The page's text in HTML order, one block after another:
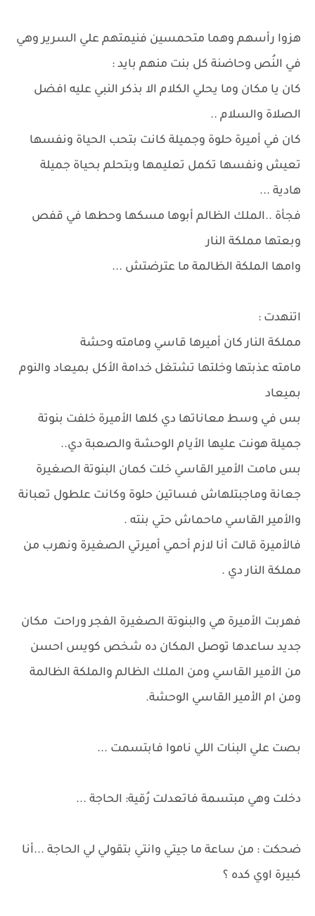
هزوا رأسهم وهما متحمسين فنيمتهم علي السرير وهي
في النُص وحاضنة كل بنت منهم بايد :
كان يا مكان وما يحلي الكلام الا بذكر النبي عليه افضل
الصلاة والسلام ..
كان في أميرة حلوة وجميلة كانت بتحب الحياة ونفسها
تعيش ونفسها تكمل تعليمها وبتحلم بحياة جميلة
هادية ...
فجأة ..الملك الظالم أبوها مسكها وحطها في قفص
وبعتها مملكة النار
وامها الملكة الظالمة ما عترضتش ...
اتنهدت :
مملكة النار كان أميرها قاسي ومامته وحشة
مامته عذبتها وخلتها تشتغل خدامة الأكل بميعاد والنوم
بميعاد
بس في وسط معاناتها دي كلها الأميرة خلفت بنوتة
جميلة هونت عليها الأيام الوحشة والصعبة دي..
بس مامت الأمير القاسي خلت كمان البنوتة الصغيرة
جعانة وماجبتلهاش فساتين حلوة وكانت علطول تعبانة
والأمير القاسي ماحماش حتي بنته .
فالأميرة قالت أنا لازم أحمي أميرتي الصغيرة ونهرب من
مملكة النار دي .
فهربت الأميرة هي والبنوتة الصغيرة الفجر وراحت مكان
جديد ساعدها توصل المكان ده شخص كويس احسن
من الأمير القاسي ومن الملك الظالم والملكة الظالمة
ومن ام الأمير القاسي الوحشة.
بصت علي البنات اللي ناموا فابتسمت ...
دخلت وهي مبتسمة فاتعدلت رُقية: الحاجة ...
ضحكت : من ساعة ما جيتي وانتي بتقولي لي الحاجة ...أنا
كبيرة اوي كده ؟